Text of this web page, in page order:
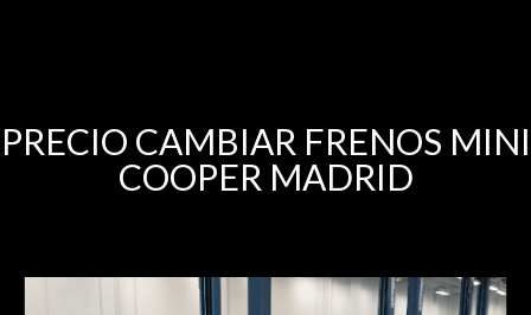
PRECIO CAMBIAR FRENOS MINI
COOPER MADRID